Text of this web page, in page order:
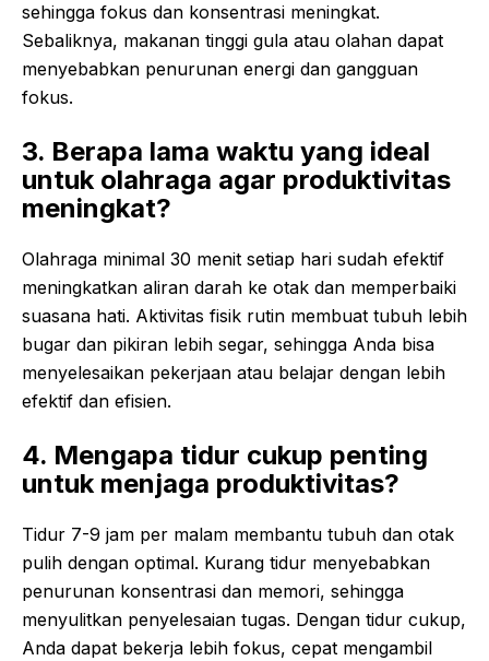
sehingga fokus dan konsentrasi meningkat.
Sebaliknya, makanan tinggi gula atau olahan dapat
menyebabkan penurunan energi dan gangguan
fokus.
3. Berapa lama waktu yang ideal
untuk olahraga agar produktivitas
meningkat?
Olahraga minimal 30 menit setiap hari sudah efektif
meningkatkan aliran darah ke otak dan memperbaiki
suasana hati. Aktivitas fisik rutin membuat tubuh lebih
bugar dan pikiran lebih segar, sehingga Anda bisa
menyelesaikan pekerjaan atau belajar dengan lebih
efektif dan efisien.
4. Mengapa tidur cukup penting
untuk menjaga produktivitas?
Tidur 7-9 jam per malam membantu tubuh dan otak
pulih dengan optimal. Kurang tidur menyebabkan
penurunan konsentrasi dan memori, sehingga
menyulitkan penyelesaian tugas. Dengan tidur cukup,
Anda dapat bekerja lebih fokus, cepat mengambil